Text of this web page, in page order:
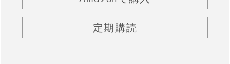
定期購読